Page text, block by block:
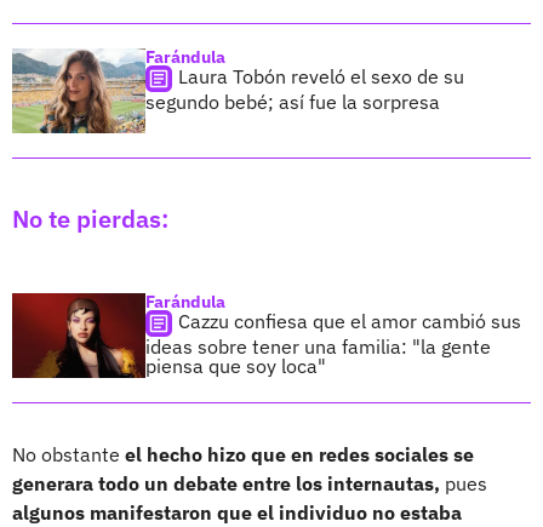
Farándula
Laura Tobón reveló el sexo de su
segundo bebé; así fue la sorpresa
No te pierdas:
Farándula
Cazzu confiesa que el amor cambió sus
ideas sobre tener una familia: "la gente
piensa que soy loca"
No obstante el hecho hizo que en redes sociales se
generara todo un debate entre los internautas, pues
algunos manifestaron que el individuo no estaba